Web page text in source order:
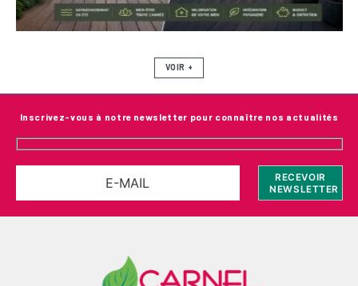
VOIR +
Inscrivez-vous à notre newsletter pour connaître nos actualités